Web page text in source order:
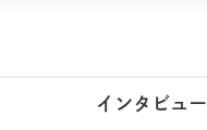
インタビュー